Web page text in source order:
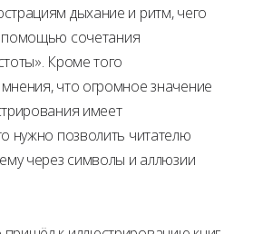
дыхание и ритм, чего
помощью сочетания
Кроме того
что огромное значение
имеет
нужно позволить читателю
через символы и аллюзии